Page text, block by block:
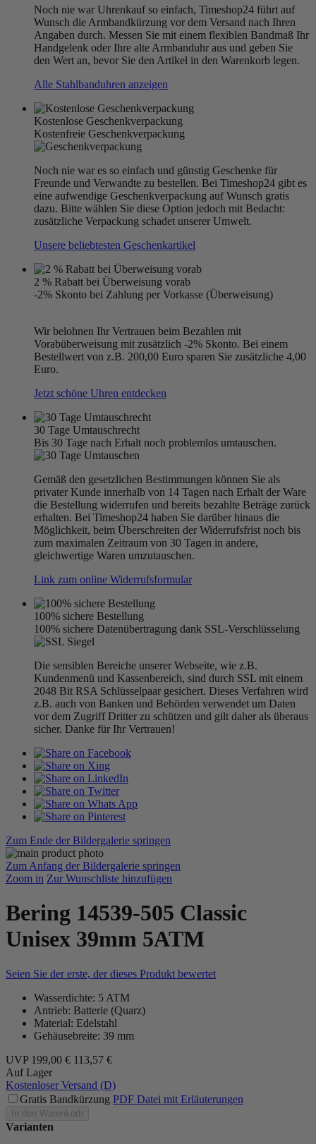
Noch nie war Uhrenkauf so einfach, Timeshop24 führt auf
Wunsch die Armbandkürzung vor dem Versand nach Ihren
Angaben durch. Messen Sie mit einem flexiblen Bandmaß Ihr
Handgelenk oder Ihre alte Armbanduhr aus und geben Sie
den Wert an, bevor Sie den Artikel in den Warenkorb legen.
Alle Stahlbanduhren anzeigen
Kostenlose Geschenkverpackung
Kostenfreie Geschenkverpackung
Noch nie war es so einfach und günstig Geschenke für
Freunde und Verwandte zu bestellen. Bei Timeshop24 gibt es
eine aufwendige Geschenkverpackung auf Wunsch gratis
dazu. Bitte wählen Sie diese Option jedoch mit Bedacht:
zusätzliche Verpackung schadet unserer Umwelt.
Unsere beliebtesten Geschenkartikel
2 % Rabatt bei Überweisung vorab
-2% Skonto bei Zahlung per Vorkasse (Überweisung)
Wir belohnen Ihr Vertrauen beim Bezahlen mit
Vorabüberweisung mit zusätzlich -2% Skonto. Bei einem
Bestellwert von z.B. 200,00 Euro sparen Sie zusätzliche 4,00
Euro.
Jetzt schöne Uhren entdecken
30 Tage Umtauschrecht
Bis 30 Tage nach Erhalt noch problemlos umtauschen.
Gemäß den gesetzlichen Bestimmungen können Sie als
privater Kunde innerhalb von 14 Tagen nach Erhalt der Ware
die Bestellung widerrufen und bereits bezahlte Beträge zurück
erhalten. Bei Timeshop24 haben Sie darüber hinaus die
Möglichkeit, beim Überschreiten der Widerrufsfrist noch bis
zum maximalen Zeitraum von 30 Tagen in andere,
gleichwertige Waren umzutauschen.
Link zum online Widerrufsformular
100% sichere Bestellung
100% sichere Datenübertragung dank SSL-Verschlüsselung
Die sensiblen Bereiche unserer Webseite, wie z.B.
Kundenmenü und Kassenbereich, sind durch SSL mit einem
2048 Bit RSA Schlüsselpaar gesichert. Dieses Verfahren wird
z.B. auch von Banken und Behörden verwendet um Daten
vor dem Zugriff Dritter zu schützen und gilt daher als überaus
sicher. Danke für Ihr Vertrauen!
Zum Ende der Bildergalerie springen
Zum Anfang der Bildergalerie springen
Zoom in Zur Wunschliste hinzufügen
Bering 14539-505 Classic
Unisex 39mm 5ATM
Seien Sie der erste, der dieses Produkt bewertet
Wasserdichte: 5 ATM
Antrieb: Batterie (Quarz)
Material: Edelstahl
Gehäusebreite: 39 mm
UVP 199,00 € 113,57 €
Auf Lager
Kostenloser Versand (D)
Gratis Bandkürzung PDF Datei mit Erläuterungen
In den Warenkorb
Varianten